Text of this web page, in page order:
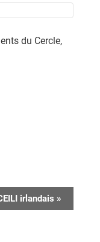
du Cercle,
irlandais »